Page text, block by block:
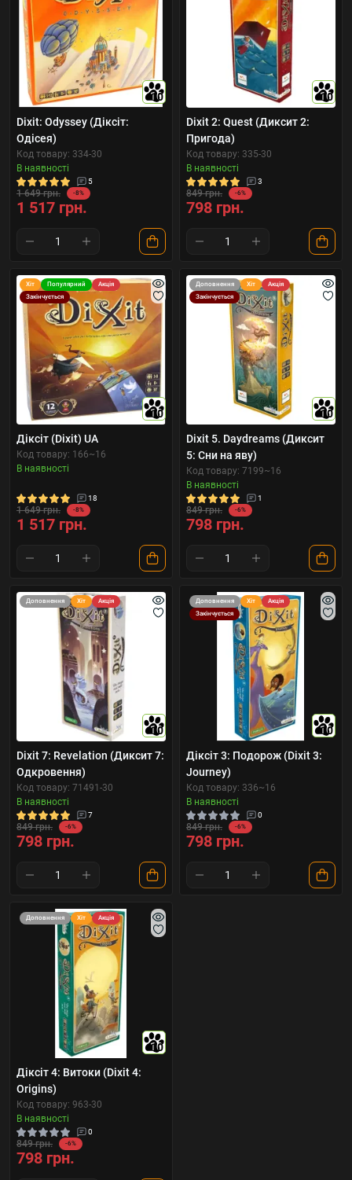
10
Dixit: Odyssey (Діксіт:
Одісея)
Код товару: 334-30
В наявності
5
1 649 грн. -8%
1 517 грн.
10
Dixit 2: Quest (Диксит 2:
Пригода)
Код товару: 335-30
В наявності
3
849 грн. -6%
798 грн.
Хіт Популярний
Акція
Закінчується
10
Діксіт (Dixit) UA
Код товару: 166~16
В наявності
18
1 649 грн. -8%
1 517 грн.
Доповнення Хіт
Акція
Закінчується
10
Dixit 5. Daydreams (Диксит
5: Сни на яву)
Код товару: 7199~16
В наявності
1
849 грн. -6%
798 грн.
Доповнення Хіт Акція
10
Dixit 7: Revelation (Диксит 7:
Одкровення)
Код товару: 71491-30
В наявності
7
849 грн. -6%
798 грн.
Доповнення Хіт
Акція
Закінчується
10
Діксіт 3: Подорож (Dixit 3:
Journey)
Код товару: 336~16
В наявності
0
849 грн. -6%
798 грн.
Доповнення Хіт Акція
10
Діксіт 4: Витоки (Dixit 4:
Origins)
Код товару: 963-30
В наявності
0
849 грн. -6%
798 грн.